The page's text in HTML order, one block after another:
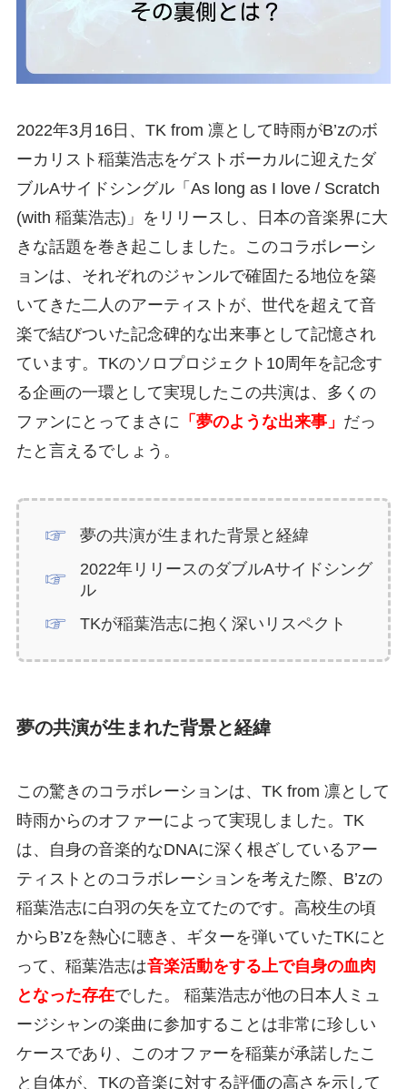
2022年3月16日、TK from 凛として時雨がB’zのボ
ーカリスト稲葉浩志をゲストボーカルに迎えたダ
ブルAサイドシングル「As long as I love / Scratch
(with 稲葉浩志)」をリリースし、日本の音楽界に大
きな話題を巻き起こしました。このコラボレーシ
ョンは、それぞれのジャンルで確固たる地位を築
いてきた二人のアーティストが、世代を超えて音
楽で結びついた記念碑的な出来事として記憶され
ています。TKのソロプロジェクト10周年を記念す
る企画の一環として実現したこの共演は、多くの
ファンにとってまさに 「夢のような出来事」 だっ
たと言えるでしょう。
夢の共演が生まれた背景と経緯
2022年リリースのダブルAサイドシング
ル
TKが稲葉浩志に抱く深いリスペクト
夢の共演が生まれた背景と経緯
この驚きのコラボレーションは、TK from 凛として
時雨からのオファーによって実現しました。TK
は、自身の音楽的なDNAに深く根ざしているアー
ティストとのコラボレーションを考えた際、B’zの
稲葉浩志に白羽の矢を立てたのです。高校生の頃
からB’zを熱心に聴き、ギターを弾いていたTKにと
って、稲葉浩志は音楽活動をする上で自身の血肉
となった存在でした。 稲葉浩志が他の日本人ミュ
ージシャンの楽曲に参加することは非常に珍しい
ケースであり、このオファーを稲葉が承諾したこ
と自体が、TKの音楽に対する評価の高さを示して